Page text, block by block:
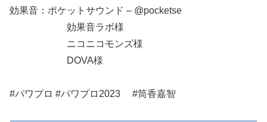
効果音：ポケットサウンド – ​⁠​⁠​⁠​⁠​⁠​⁠​⁠​⁠​⁠​⁠​⁠​⁠​⁠​⁠​⁠​⁠​⁠@pocketse
効果音ラボ様
ニコニコモンズ様
DOVA様
#パワプロ #パワプロ2023 #筒香嘉智